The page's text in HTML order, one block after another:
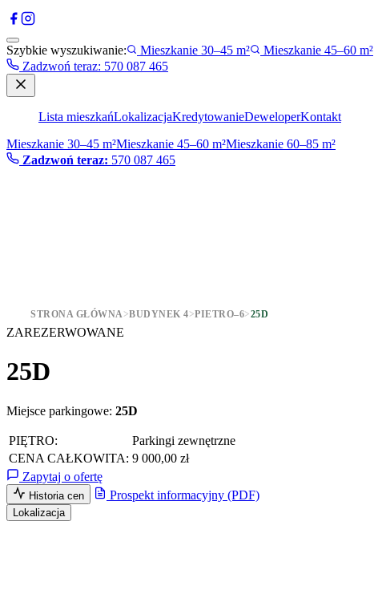
Szybkie wyszukiwanie: Mieszkanie 30–45 m² Mieszkanie 45–60 m²
Zadzwoń teraz: 570 087 465
Lista mieszkańLokalizacjaKredytowanieDeweloperKontakt
Mieszkanie 30–45 m²Mieszkanie 45–60 m²Mieszkanie 60–85 m²
Zadzwoń teraz: 570 087 465
STRONA GŁÓWNA>BUDYNEK 4>PIETRO–6>25D
ZAREZERWOWANE
25D
Miejsce parkingowe: 25D
PIĘTRO:
Parkingi zewnętrzne
CENA CAŁKOWITA: 9 000,00 zł
Zapytaj o ofertę
Historia cen Prospekt informacyjny (PDF)
Lokalizacja